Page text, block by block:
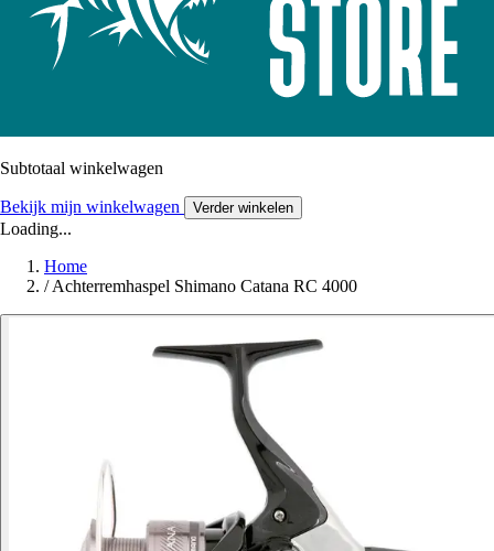
Subtotaal winkelwagen
Bekijk mijn winkelwagen Verder winkelen
Loading...
Home
/ Achterremhaspel Shimano Catana RC 4000